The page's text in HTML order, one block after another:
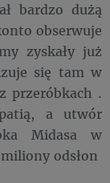
bardzo dużą
obserwuje
zyskały już
się tam w
przeróbkach .
a utwór
Midasa w
odsłon